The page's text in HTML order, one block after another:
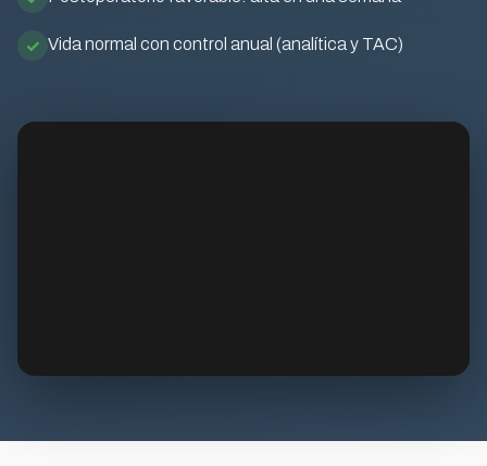
Vida normal con control anual (analítica y TAC)